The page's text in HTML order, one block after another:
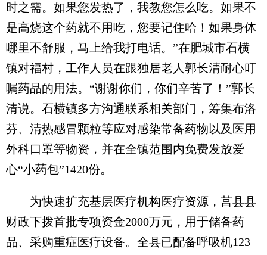
时之需。如果您发热了，我教您怎么吃。如果不
是高烧这个药就不用吃，您要记住哈！如果身体
哪里不舒服，马上给我打电话。”在肥城市石横
镇对福村，工作人员在跟独居老人郭长清耐心叮
嘱药品的用法。“谢谢你们，你们辛苦了！”郭长
清说。石横镇多方沟通联系相关部门，筹集布洛
芬、清热感冒颗粒等应对感染常备药物以及医用
外科口罩等物资，并在全镇范围内免费发放爱
心“小药包”1420份。
为快速扩充基层医疗机构医疗资源，莒县县
财政下拨首批专项资金2000万元，用于储备药
品、采购重症医疗设备。全县已配备呼吸机123